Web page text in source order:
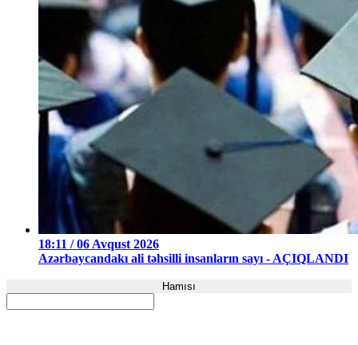
18:11 / 06 Avqust 2026
Azərbaycandakı ali təhsilli insanların sayı - AÇIQLANDI
Hamısı